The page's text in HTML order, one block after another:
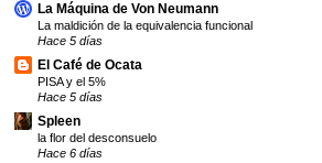
La Máquina de Von Neumann
La maldición de la equivalencia funcional
Hace 5 días
El Café de Ocata
PISA y el 5%
Hace 5 días
Spleen
la flor del desconsuelo
Hace 6 días